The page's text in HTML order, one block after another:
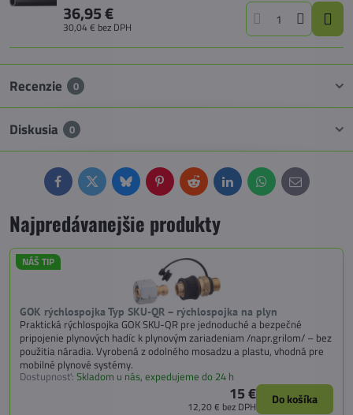
36,95 €
30,04 € bez DPH
Recenzie 0
Diskusia 0
FacebookTwitterBlueskyPinterestReddit LinkedInWhatsApp
E-
mail
Najpredávanejšie produkty
GOK rýchlospojka Typ SKU-QR – rýchlospojka na plyn
NÁŠ TIP
Praktická rýchlospojka GOK SKU-QR pre jednoduché a bezpečné
pripojenie plynových hadíc k plynovým zariadeniam /napr.grilom/ – bez
použitia náradia. Vyrobená z odolného mosadzu a plastu, vhodná pre
mobilné plynové systémy.
Dostupnosť: Skladom u nás, expedujeme do 24 h
15 €
12,20 € bez DPH Do košíka